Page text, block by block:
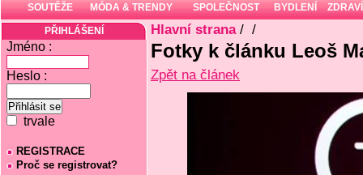
SOUTĚŽE MÓDA & TRENDY SPOLEČNOST BYDLENÍ ZDRAVÍ
PŘIHLÁŠENÍ
Jméno :
Heslo :
trvale
REGISTRACE
Proč se registrovat?
Hlavní strana/ /
Fotky k článku Leoš
Zpět na článek